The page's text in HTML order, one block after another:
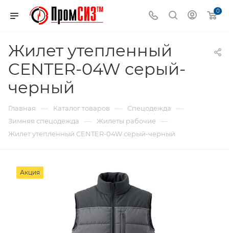
0
Жилет утепленный
CENTER-04W серый-
черный
Главная — Каталог товаров — Спецодежда —
Зимняя спецодежда — Жилеты рабочие —
Жилет утепленный CENTER-04W серый-черный
Акция